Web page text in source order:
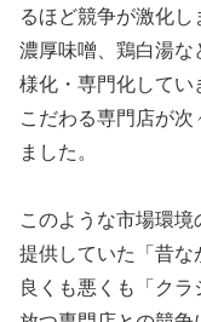
るほど競争が激化し
濃厚味噌、鶏白湯な
様化・専門化してい
こだわる専門店が
ました。
このような市場環
提供していた「昔な
良くも悪くも「ク